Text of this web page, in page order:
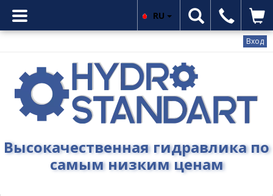
Вход
Гидростандарт
Высокачественная
гидравлика
низким
Высокачественная гидравлика по
самым низким ценам
RU